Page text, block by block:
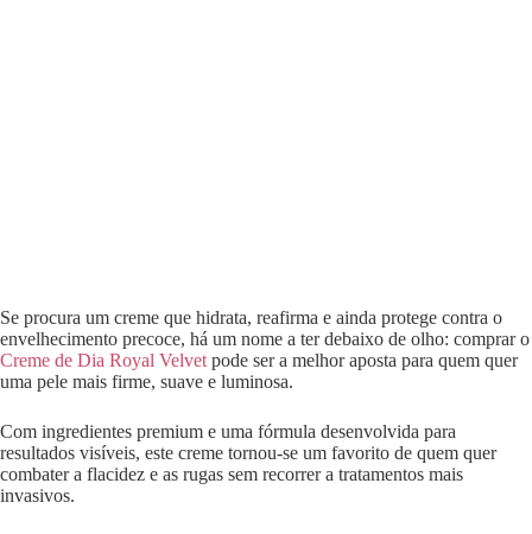
Se procura um creme que hidrata, reafirma e ainda protege contra o
envelhecimento precoce, há um nome a ter debaixo de olho: comprar o
Creme de Dia Royal Velvet pode ser a melhor aposta para quem quer
uma pele mais firme, suave e luminosa.
Com ingredientes premium e uma fórmula desenvolvida para
resultados visíveis, este creme tornou-se um favorito de quem quer
combater a flacidez e as rugas sem recorrer a tratamentos mais
invasivos.